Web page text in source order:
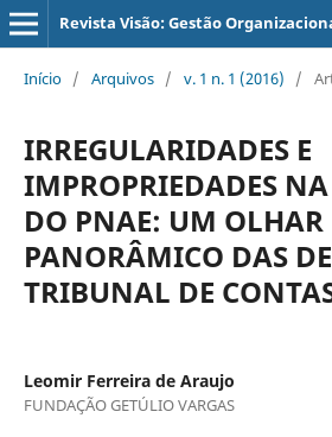
Revista Visão: Gestão
Início / Arquivos / v. 1 n. 1 (2016) /
IRREGULARIDADES E
IMPROPRIEDADES NA
DO PNAE: UM OLHAR
PANORÂMICO DAS
TRIBUNAL DE
Leomir Ferreira de Araujo
FUNDAÇÃO GETÚLIO VARGAS